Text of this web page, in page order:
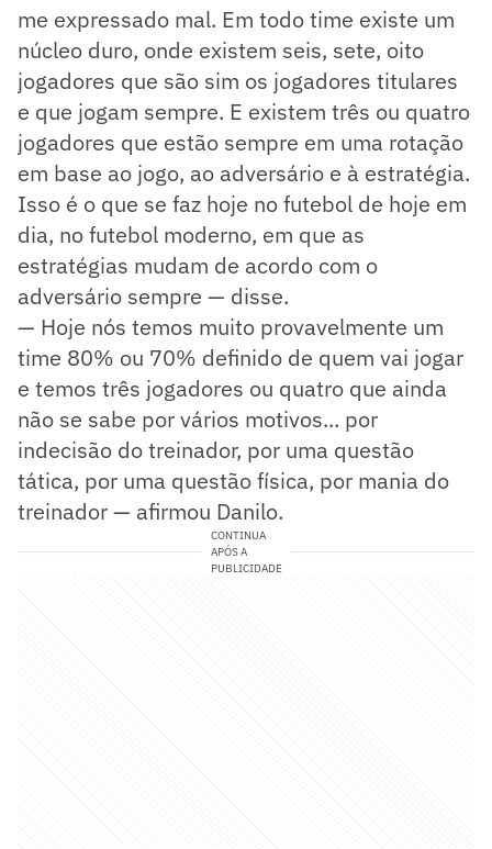
me expressado mal. Em todo time existe um
núcleo duro, onde existem seis, sete, oito
jogadores que são sim os jogadores titulares
e que jogam sempre. E existem três ou quatro
jogadores que estão sempre em uma rotação
em base ao jogo, ao adversário e à estratégia.
Isso é o que se faz hoje no futebol de hoje em
dia, no futebol moderno, em que as
estratégias mudam de acordo com o
adversário sempre — disse.
— Hoje nós temos muito provavelmente um
time 80% ou 70% definido de quem vai jogar
e temos três jogadores ou quatro que ainda
não se sabe por vários motivos... por
indecisão do treinador, por uma questão
tática, por uma questão física, por mania do
treinador — afirmou Danilo.
CONTINUA
APÓS A
PUBLICIDADE